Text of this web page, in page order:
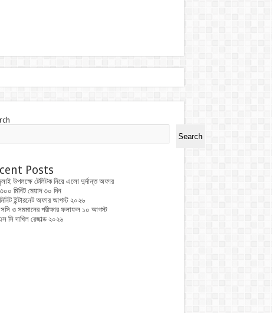
Search
Posts
উপলক্ষে টেলিটক নিয়ে এলো দুর্দান্ত অফার
মিনিট মেয়াদ ৩০ দিন
ইন্টারনেট অফার আগস্ট ২০২৬
ও সমমানের পরীক্ষার ফলাফল ১০ আগস্ট
সি দাখিল রেজাল্ড ২০২৬